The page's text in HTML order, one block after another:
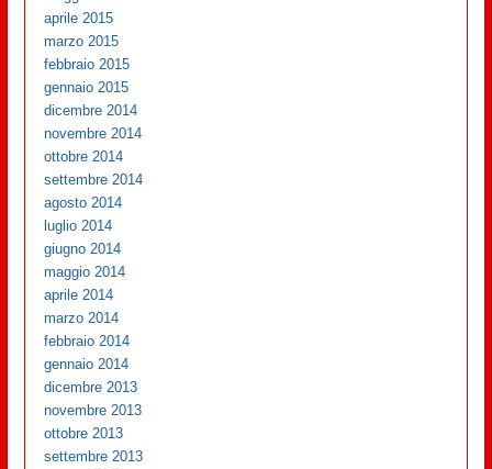
aprile 2015
marzo 2015
febbraio 2015
gennaio 2015
dicembre 2014
novembre 2014
ottobre 2014
settembre 2014
agosto 2014
luglio 2014
giugno 2014
maggio 2014
aprile 2014
marzo 2014
febbraio 2014
gennaio 2014
dicembre 2013
novembre 2013
ottobre 2013
settembre 2013